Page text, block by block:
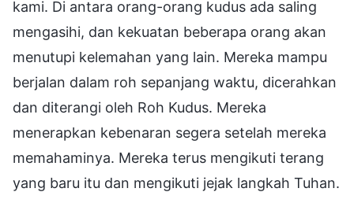
kami. Di antara orang-orang kudus ada saling
mengasihi, dan kekuatan beberapa orang akan
menutupi kelemahan yang lain. Mereka mampu
berjalan dalam roh sepanjang waktu, dicerahkan
dan diterangi oleh Roh Kudus. Mereka
menerapkan kebenaran segera setelah mereka
memahaminya. Mereka terus mengikuti terang
yang baru itu dan mengikuti jejak langkah Tuhan.